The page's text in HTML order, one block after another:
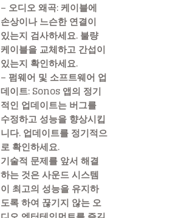
– 오디오 왜곡: 케이블에
손상이나 느슨한 연결이
있는지 검사하세요. 불량
케이블을 교체하고 간섭이
있는지 확인하세요.
– 펌웨어 및 소프트웨어 업
데이트: Sonos 앱의 정기
적인 업데이트는 버그를
수정하고 성능을 향상시킵
니다. 업데이트를 정기적으
로 확인하세요.
기술적 문제를 앞서 해결
하는 것은 사운드 시스템
이 최고의 성능을 유지하
도록 하여 끊기지 않는 오